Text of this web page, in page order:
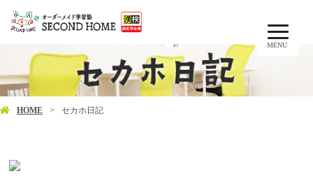
MENU
HOME セカホ日記